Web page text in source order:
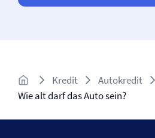
Kredit
Autokredit
Wie alt darf das Auto sein?